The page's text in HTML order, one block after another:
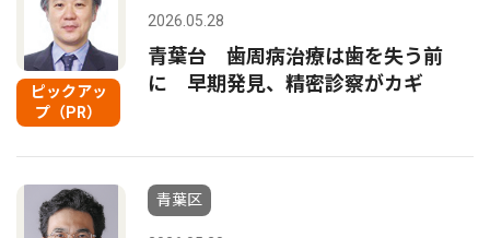
ピックアッ
プ（PR）
2026.05.28
青葉台 歯周病治療は歯を失う前
に 早期発見、精密診察がカギ
青葉区